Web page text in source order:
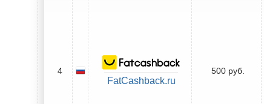
4
FatCashback.ru
500 руб.